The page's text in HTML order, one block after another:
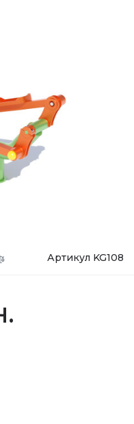
Артикул KG108